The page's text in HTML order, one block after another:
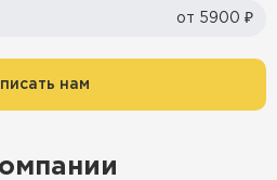
от 5900 ₽
нам